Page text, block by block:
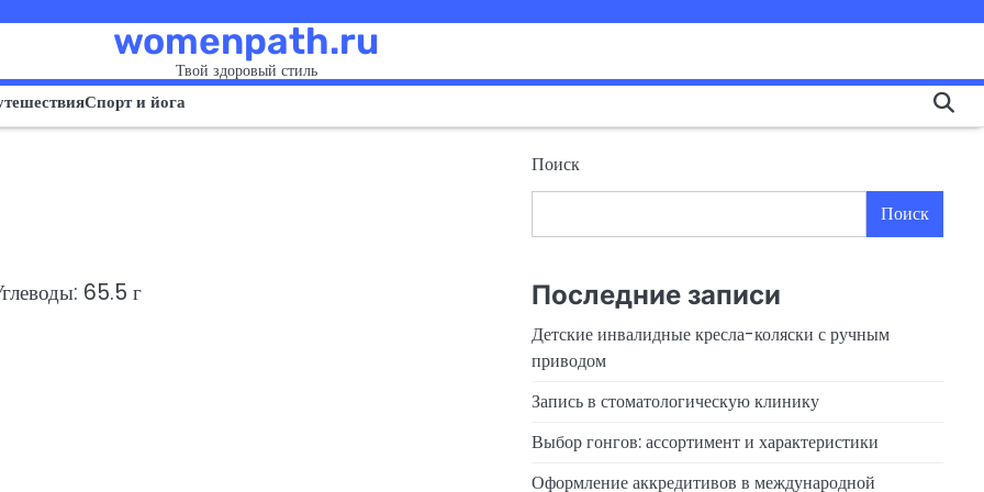
womenpath.ru
Твой здоровый стиль
Спорт и йога
65.5 г
Поиск
Поиск
Последние записи
Детские инвалидные кресла-коляски с ручным
приводом
Запись в стоматологическую клинику
Выбор гонгов: ассортимент и характеристики
Оформление аккредитивов в международной